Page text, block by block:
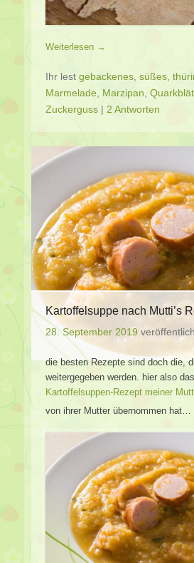
Weiterlesen →
Ihr lest gebackenes süßes
Marmelade
Marzipan
Zuckerguss | 2 Antworten
Kartoffelsuppe nach Mutti’s
28. September 2019
die besten Rezepte sind doch die,
weitergegeben werden. hier also
Kartoffelsuppen-Rezept meiner
von ihrer Mutter übernommen hat…